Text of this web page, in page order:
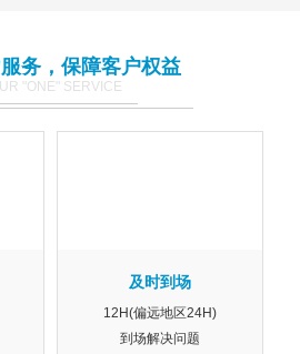
服务，保障客户权益
"ONE" SERVICE
及时到场
12H(偏远地区24H)
到场解决问题